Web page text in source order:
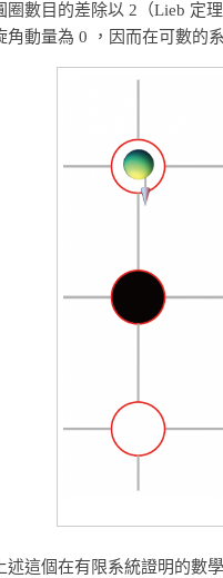
圈數目的差除以 2（Lieb 定
角動量為 0 ，因而在可數的
述這個在有限系統證明的數